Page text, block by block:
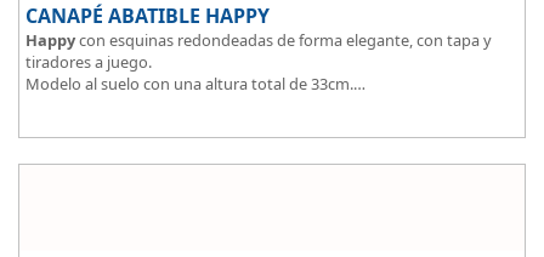
CANAPÉ ABATIBLE HAPPY
Happycon esquinas redondeadas de forma elegante, con tapa y
tiradores a juego.
Modelo al suelo con una altura total de 33cm.